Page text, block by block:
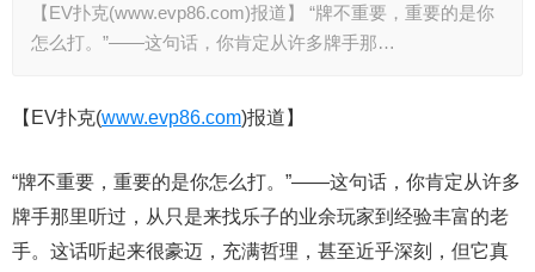
【EV扑克(www.evp86.com)报道】 “牌不重要，重要的是你
怎么打。”——这句话，你肯定从许多牌手那…
【EV扑克(www.evp86.com)报道】
“牌不重要，重要的是你怎么打。”——这句话，你肯定从许多
牌手那里听过，从只是来找乐子的业余玩家到经验丰富的老
手。这话听起来很豪迈，充满哲理，甚至近乎深刻，但它真